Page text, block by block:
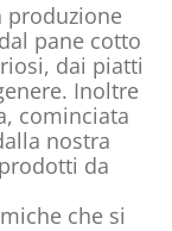
produzione
pane cotto
dai piatti
Inoltre
cominciata
nostra
da
che si